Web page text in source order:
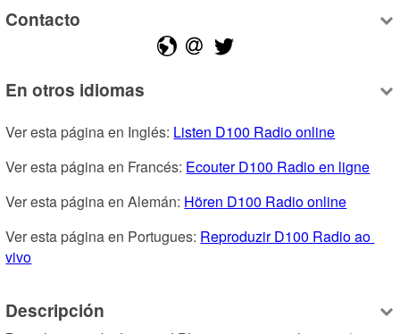
Contacto
En otros idiomas
Ver esta página en Inglés: Listen D100 Radio online
Ver esta página en Francés: Ecouter D100 Radio en ligne
Ver esta página en Alemán: Hören D100 Radio online
Ver esta página en Portugues: Reproduzir D100 Radio ao
vivo
Descripción